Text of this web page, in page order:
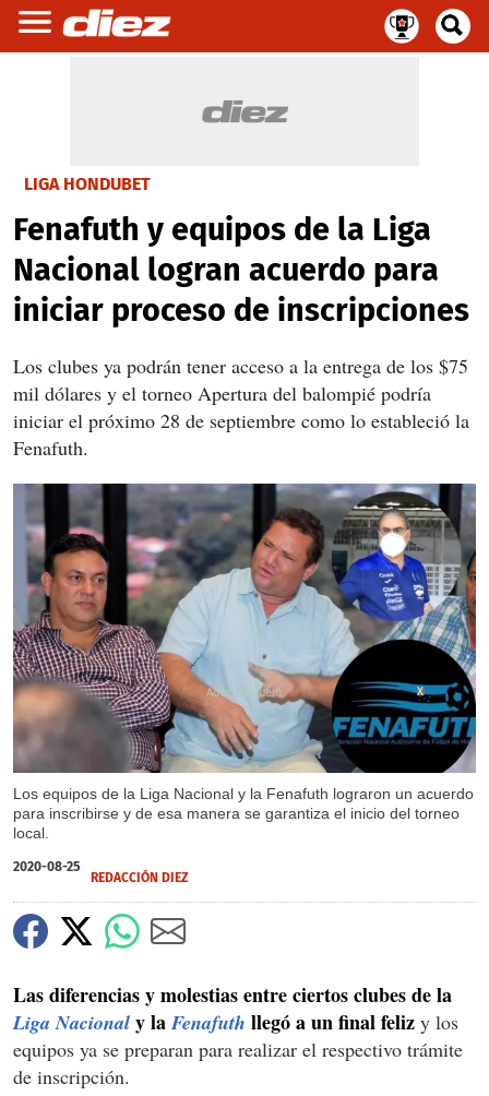
LIGA HONDUBET
Fenafuth y equipos de la Liga
Nacional logran acuerdo para
iniciar proceso de inscripciones
Los clubes ya podrán tener acceso a la entrega de los $75
mil dólares y el torneo Apertura del balompié podría
iniciar el próximo 28 de septiembre como lo estableció la
Fenafuth.
Los equipos de la Liga Nacional y la Fenafuth lograron un acuerdo
para inscribirse y de esa manera se garantiza el inicio del torneo
local.
X
2020-08-25
REDACCIÓN DIEZ
Las diferencias y molestias entre ciertos clubes de la
Liga Nacional y la Fenafuth llegó a un final feliz y los
equipos ya se preparan para realizar el respectivo trámite
de inscripción.